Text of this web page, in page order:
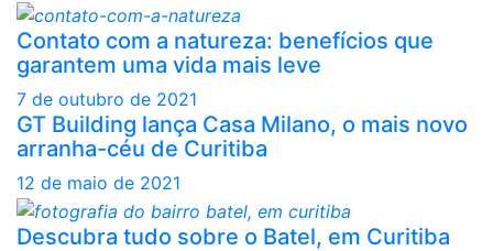
Contato com a natureza: benefícios que
garantem uma vida mais leve
7 de outubro de 2021
GT Building lança Casa Milano, o mais novo
arranha-céu de Curitiba
12 de maio de 2021
Descubra tudo sobre o Batel, em Curitiba